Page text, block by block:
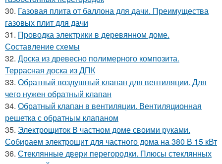
30. Газовая плита от баллона для дачи. Преимущества
газовых плит для дачи
31. Проводка электрики в деревянном доме.
Составление схемы
32. Доска из древесно полимерного композита.
Террасная доска из ДПК
33. Обратный воздушный клапан для вентиляции. Для
чего нужен обратный клапан
34. Обратный клапан в вентиляции. Вентиляционная
решетка с обратным клапаном
35. Электрощиток В частном доме своими руками.
Собираем электрощит для частного дома на 380 В 15 кВт
36. Стеклянные двери перегородки. Плюсы стеклянных